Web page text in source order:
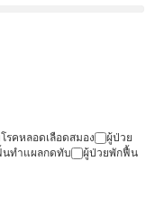
รคหลอดเลือดสมอง
ผู้ป่วย
ทำแผลกดทับ
ผู้ป่วยพักฟื้น